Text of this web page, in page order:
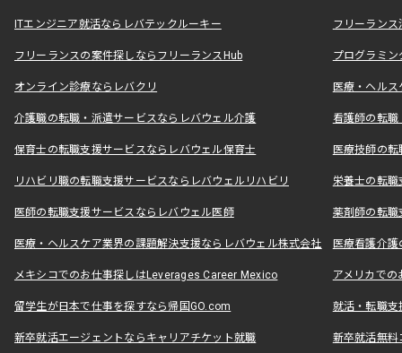
ITエンジニア就活ならレバテックルーキー フリーラン
フリーランスの案件探しならフリーランスHub プログラミ
オンライン診療ならレバクリ 医療・ヘル
介護職の転職・派遣サービスならレバウェル介護 看護師の転
保育士の転職支援サービスならレバウェル保育士 医療技師の
リハビリ職の転職支援サービスならレバウェルリハビリ 栄養士の転
医師の転職支援サービスならレバウェル医師 薬剤師の転
医療・ヘルスケア業界の課題解決支援ならレバウェル株式会社 医療看護介
メキシコでのお仕事探しはLeverages Career Mexico アメリカで
留学生が日本で仕事を探すなら帰国GO.com 就活・転職
新卒就活エージェントならキャリアチケット就職 新卒就活無料